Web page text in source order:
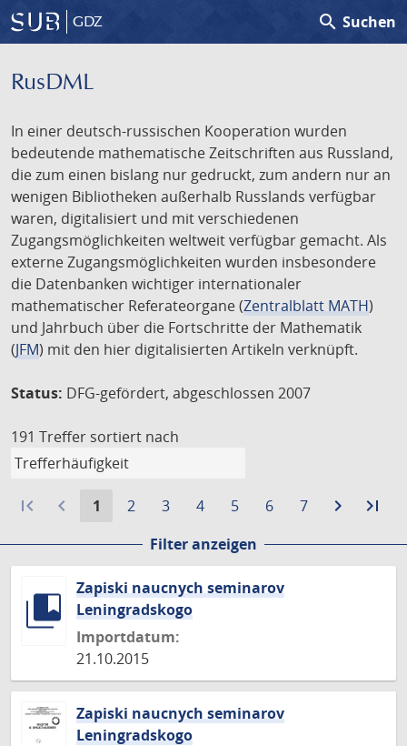
GDZ search Suchen
RusDML
In einer deutsch-russischen Kooperation wurden
bedeutende mathematische Zeitschriften aus Russland,
die zum einen bislang nur gedruckt, zum andern nur an
wenigen Bibliotheken außerhalb Russlands verfügbar
waren, digitalisiert und mit verschiedenen
Zugangsmöglichkeiten weltweit verfügbar gemacht. Als
externe Zugangsmöglichkeiten wurden insbesondere
die Datenbanken wichtiger internationaler
mathematischer Referateorgane (Zentralblatt MATH)
und Jahrbuch über die Fortschritte der Mathematik
(JFM) mit den hier digitalisierten Artikeln verknüpft.
Status: DFG-gefördert, abgeschlossen 2007
191 Treffer sortiert nach
first_page navigate_before
Aktuelle
1
Gehe
Seite
2
Gehe
Seite
3
Gehe
Seite
4
Gehe
Seite
5
Gehe
Seite
6
Gehe
Seite
7 navigate_next
Zur
Seite
last_page
Filter anzeigen
Zapiski naucnych seminarov
Leningradskogo
Importdatum:
21.10.2015
Zapiski naucnych seminarov
Leningradskogo